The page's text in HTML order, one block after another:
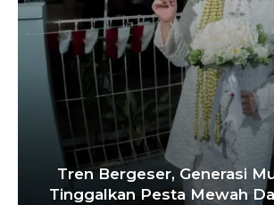
Tren Bergeser, Generasi
Tinggalkan Pesta Mewah